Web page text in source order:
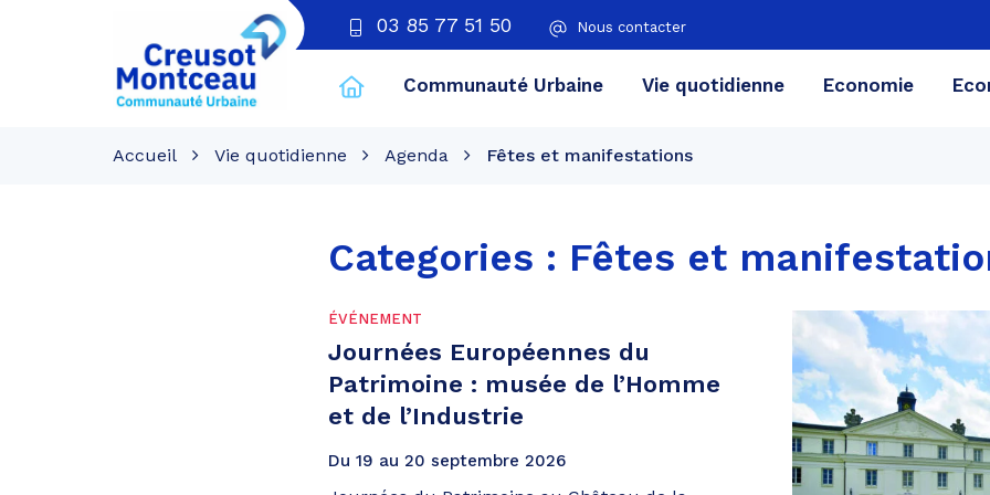
03 85 77 51 50 Nous contacter
Creusot
Montceau
Communauté Urbaine Vie quotidienne Economie
Accueil Vie quotidienne Agenda Fêtes et manifestations
Categories : Fêtes et
ÉVÉNEMENT
Journées Européennes du
Patrimoine : musée de l’Homme
et de l’Industrie
Du 19 au 20 septembre 2026